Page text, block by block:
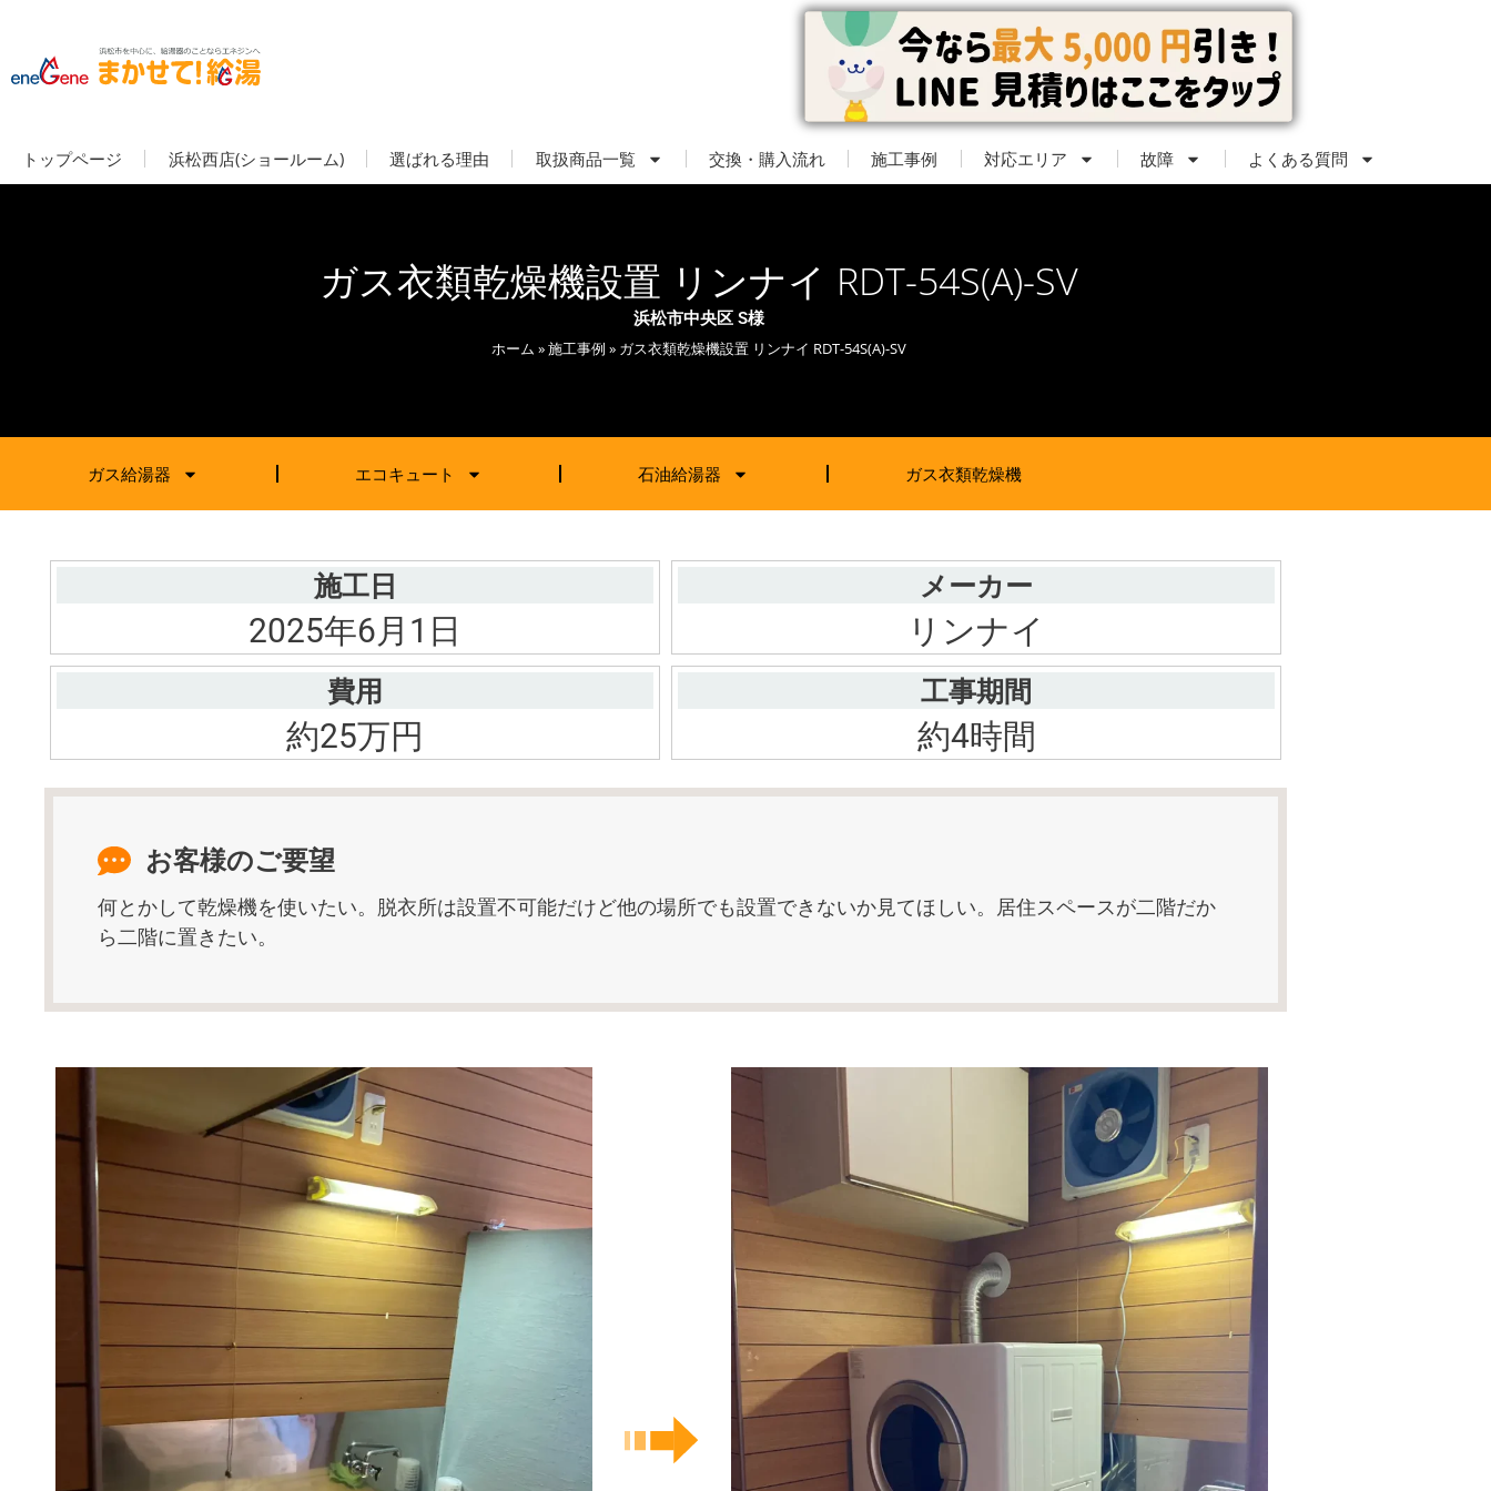
トップページ 浜松西店(ショールーム) 選ばれる理由 取扱商品一覧 交換・購入流れ 施工事例 対応エリア 故障 よくある質問
ガス衣類乾燥機設置 リンナイ RDT-54S(A)-SV
浜松市中央区 S様
ホーム »施工事例 » ガス衣類乾燥機設置 リンナイ RDT-54S(A)-SV
ガス給湯器 エコキュート 石油給湯器 ガス衣類乾燥機
施工日
2025年6月1日
メーカー
リンナイ
費用
約25万円
工事期間
約4時間
お客様のご要望
何とかして乾燥機を使いたい。脱衣所は設置不可能だけど他の場所でも設置できないか見てほしい。居住スペースが二階だか
ら二階に置きたい。